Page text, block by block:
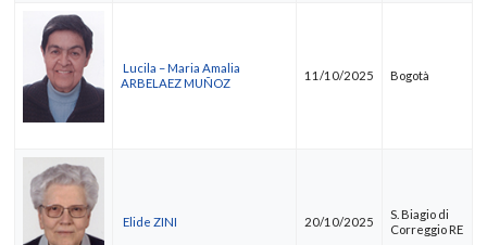
Lucila – Maria Amalia
ARBELAEZ MUÑOZ
11/10/2025 Bogotà
Elide ZINI 20/10/2025
S. Biagio di
Correggio RE